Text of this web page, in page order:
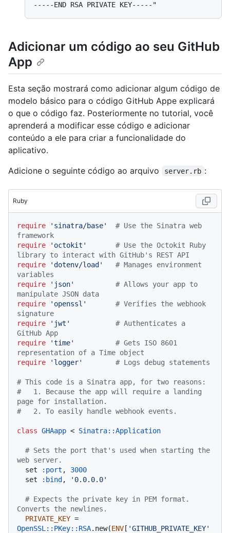
Adicionar um código ao seu GitHub
App
Esta seção mostrará como adicionar algum código de
modelo básico para o código GitHub Appe explicará
o que o código faz. Posteriormente no tutorial, você
aprenderá a modificar esse código e adicionar
conteúdo a ele para criar a funcionalidade do
aplicativo.
Adicione o seguinte código ao arquivo
server.rb :
Ruby
require 'sinatra/base'
# Use the Sinatra web
framework
require
'octokit'
# Use the Octokit Ruby
library to interact with GitHub's REST API
require
'dotenv/load'
# Manages environment
variables
require
'json'
# Allows your app to
manipulate JSON data
require
'openssl'
# Verifies the webhook
signature
require
'jwt'
# Authenticates a
GitHub App
require
'time'
# Gets ISO 8601
representation of a Time object
require
'logger' # Logs debug statements
# This code is a Sinatra app, for two reasons:
#   1. Because the app will require a landing
page for installation.
#   2. To easily handle webhook events.
class GHAapp < Sinatra::Application
# Sets the port that's used when starting the
web server.
  set
:port , 3000
  set
:bind , '0.0.0.0'
# Expects the private key in PEM format.
Converts the newlines.
PRIVATE_KEY
OpenSSL::PKey::RSA.new(ENV [ 'GITHUB_PRIVATE_KEY'